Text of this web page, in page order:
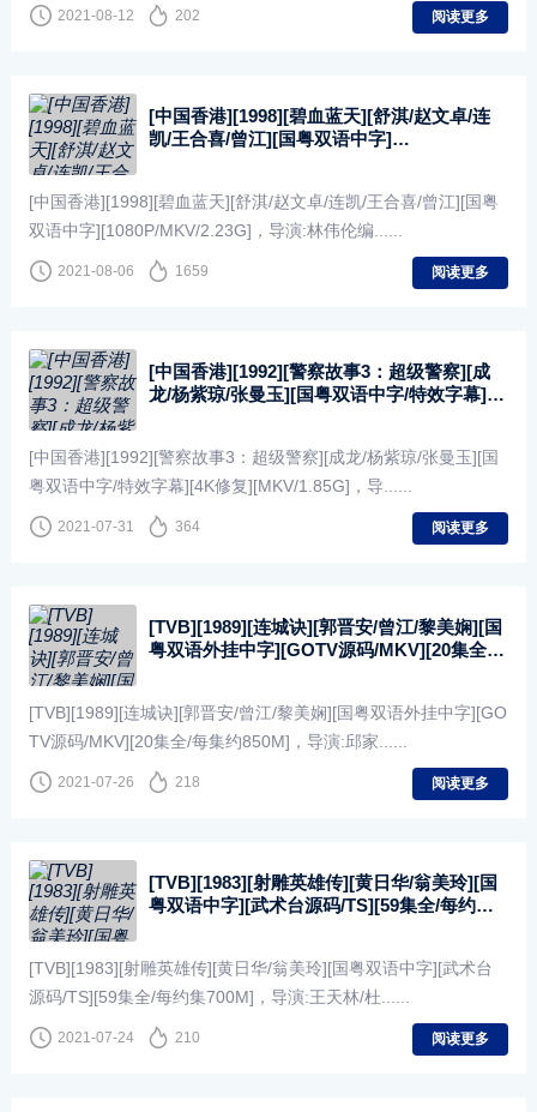
2021-08-12 202 阅读更多
[中国香港][1998][碧血蓝天][舒淇/赵文卓/连
凯/王合喜/曾江][国粤双语中字]
[中国香港][1998][碧血蓝天][舒淇/赵文卓/连凯/王合喜/曾江][国粤
双语中字][1080P/MKV/2.23G]，导演:林伟伦编......
2021-08-06 1659 阅读更多
[中国香港][1992][警察故事3：超级警察][成
龙/杨紫琼/张曼玉][国粤双语中字/特效字幕]
[中国香港][1992][警察故事3：超级警察][成龙/杨紫琼/张曼玉][国
粤双语中字/特效字幕][4K修复][MKV/1.85G]，导......
2021-07-31 364 阅读更多
[TVB][1989][连城诀][郭晋安/曾江/黎美娴][国
粤双语外挂中字][GOTV源码/MKV][20集全/
[TVB][1989][连城诀][郭晋安/曾江/黎美娴][国粤双语外挂中字][GO
TV源码/MKV][20集全/每集约850M]，导演:邱家......
2021-07-26 218 阅读更多
[TVB][1983][射雕英雄传][黄日华/翁美玲][国
粤双语中字][武术台源码/TS][59集全/每约集
[TVB][1983][射雕英雄传][黄日华/翁美玲][国粤双语中字][武术台
源码/TS][59集全/每约集700M]，导演:王天林/杜......
2021-07-24 210 阅读更多